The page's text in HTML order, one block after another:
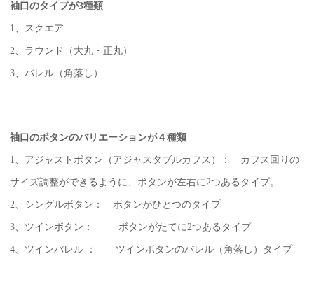
袖口のタイプが3種類
1、スクエア
2、ラウンド（大丸・正丸）
3、バレル（角落し）
袖口のボタンのバリエーションが４種類
1、アジャストボタン（アジャスタブルカフス）： カフス回りの
サイズ調整ができるように、ボタンが左右に2つあるタイプ。
2、シングルボタン： ボタンがひとつのタイプ
3、ツインボタン： ボタンがたてに2つあるタイプ
4、ツインバレル ： ツインボタンのバレル（角落し）タイプ